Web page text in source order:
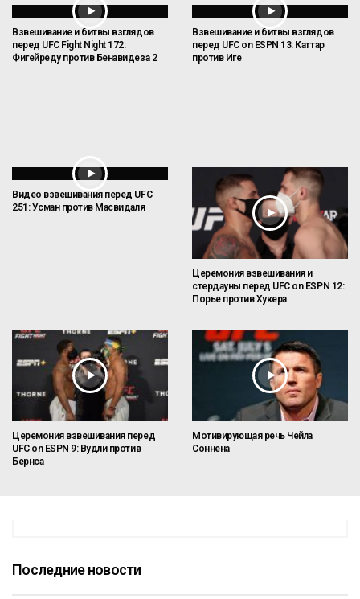
Взвешивание и битвы взглядов
перед UFC Fight Night 172:
Фигейреду против Бенавидеза 2
Взвешивание и битвы взглядов
перед UFC on ESPN 13: Каттар
против Иге
Видео взвешивания перед UFC
251: Усман против Масвидаля
Церемония взвешивания и
стердауны перед UFC on ESPN 12:
Порье против Хукера
Церемония взвешивания перед
UFC on ESPN 9: Вудли против
Бернса
Мотивирующая речь Чейла
Соннена
Последние новости